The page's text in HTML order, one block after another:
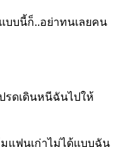
บบนี้ก็..อย่าทนเลยคน
รดเดินหนีฉันไปให้
แฟนเก่าไม่ได้แบบฉัน